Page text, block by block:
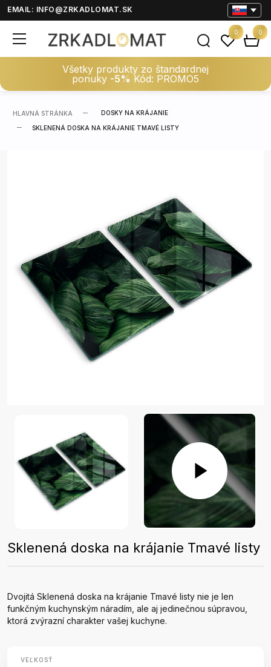
EMAIL: INFO@ZRKADLOMAT.SK
Všetky produkty zo štandardnej
ponuky -5% Kód: PROMO5
0 0
HLAVNÁ STRÁNKA DOSKY NA KRÁJANIE
SKLENENÁ DOSKA NA KRÁJANIE TMAVÉ LISTY
Sklenená doska na krájanie Tmavé listy
Dvojitá Sklenená doska na krájanie Tmavé listy nie je len
funkčným kuchynským náradím, ale aj jedinečnou súpravou,
ktorá zvýrazní charakter vašej kuchyne.
VEĽKOSŤ